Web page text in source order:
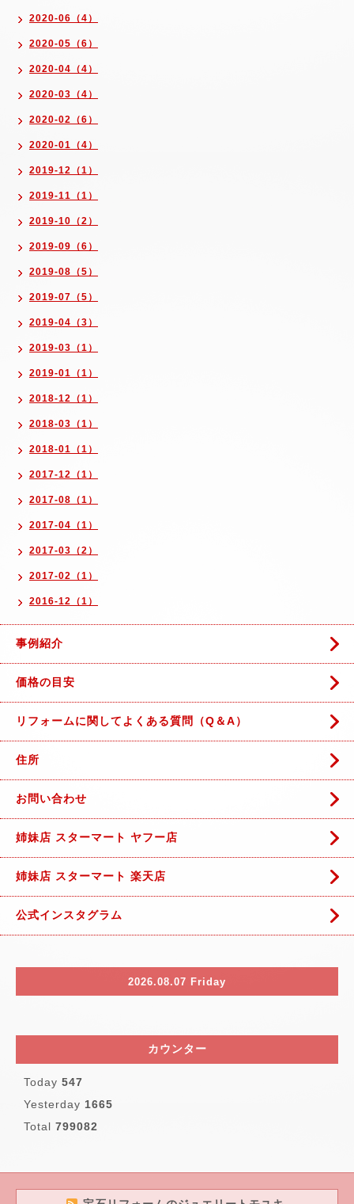
2020-06（4）
2020-05（6）
2020-04（4）
2020-03（4）
2020-02（6）
2020-01（4）
2019-12（1）
2019-11（1）
2019-10（2）
2019-09（6）
2019-08（5）
2019-07（5）
2019-04（3）
2019-03（1）
2019-01（1）
2018-12（1）
2018-03（1）
2018-01（1）
2017-12（1）
2017-08（1）
2017-04（1）
2017-03（2）
2017-02（1）
2016-12（1）
事例紹介
価格の目安
リフォームに関してよくある質問（Q＆A）
住所
お問い合わせ
姉妹店 スターマート ヤフー店
姉妹店 スターマート 楽天店
公式インスタグラム
2026.08.07 Friday
カウンター
Today 547
Yesterday 1665
Total 799082